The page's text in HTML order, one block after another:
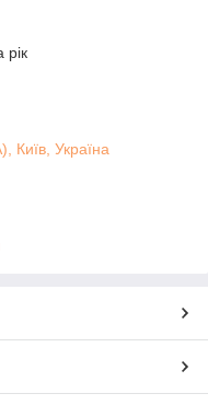
рік
Київ, Україна